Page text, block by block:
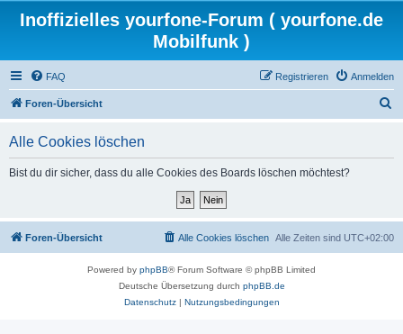
Inoffizielles yourfone-Forum ( yourfone.de
Mobilfunk )
FAQ Anmelden
Registrieren
Foren-Übersicht
Alle Cookies löschen
Bist du dir sicher, dass du alle Cookies des Boards löschen möchtest?
Foren-Übersicht Alle Zeiten sind UTC+02:00
Alle Cookies löschen
Powered by phpBB® Forum Software © phpBB Limited
Deutsche Übersetzung durch phpBB.de
Datenschutz| Nutzungsbedingungen